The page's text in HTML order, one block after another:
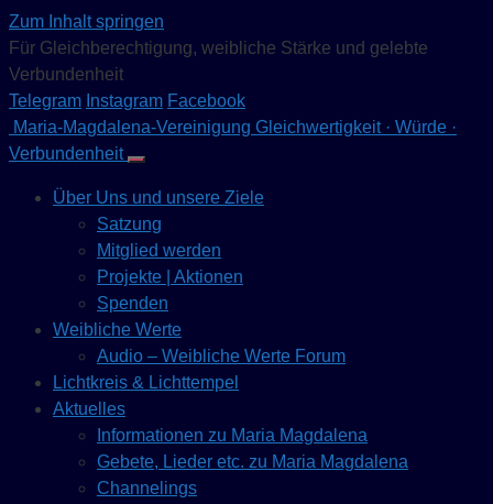
Zum Inhalt springen
Für Gleichberechtigung, weibliche Stärke und gelebte
Verbundenheit
Telegram Instagram Facebook
Maria-Magdalena-Vereinigung Gleichwertigkeit · Würde ·
Verbundenheit
Über Uns und unsere Ziele
Satzung
Mitglied werden
Projekte | Aktionen
Spenden
Weibliche Werte
Audio – Weibliche Werte Forum
Lichtkreis & Lichttempel
Aktuelles
Informationen zu Maria Magdalena
Gebete, Lieder etc. zu Maria Magdalena
Channelings